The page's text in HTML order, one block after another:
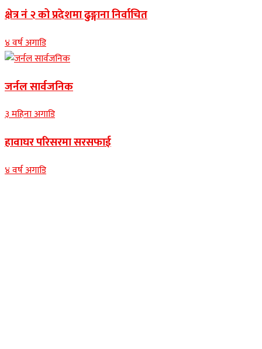
क्षेत्र नं २ को प्रदेशमा ढुङ्गाना निर्वाचित
४ वर्ष अगाडि
जर्नल सार्वजनिक
३ महिना अगाडि
हावाघर परिसरमा सरसफाई
४ वर्ष अगाडि